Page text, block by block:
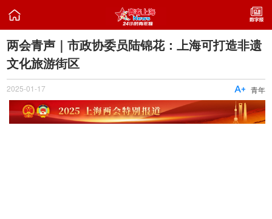

两会青声｜市政协委员陆锦花：上海可打造非遗
文化旅游街区
2025-01-17 青年
